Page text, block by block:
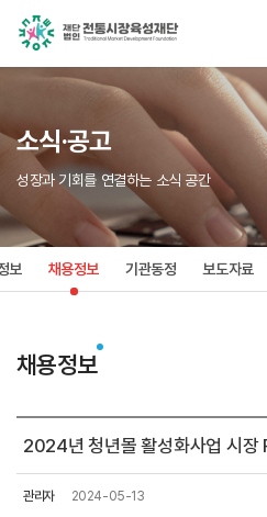
소식·공고
성장과 기회를 연결하는 소식 공간
보 채용정보 기관동정 보도자료
채용정보
2024년 청년몰 활성화사업 시장
관리자 2024-05-13